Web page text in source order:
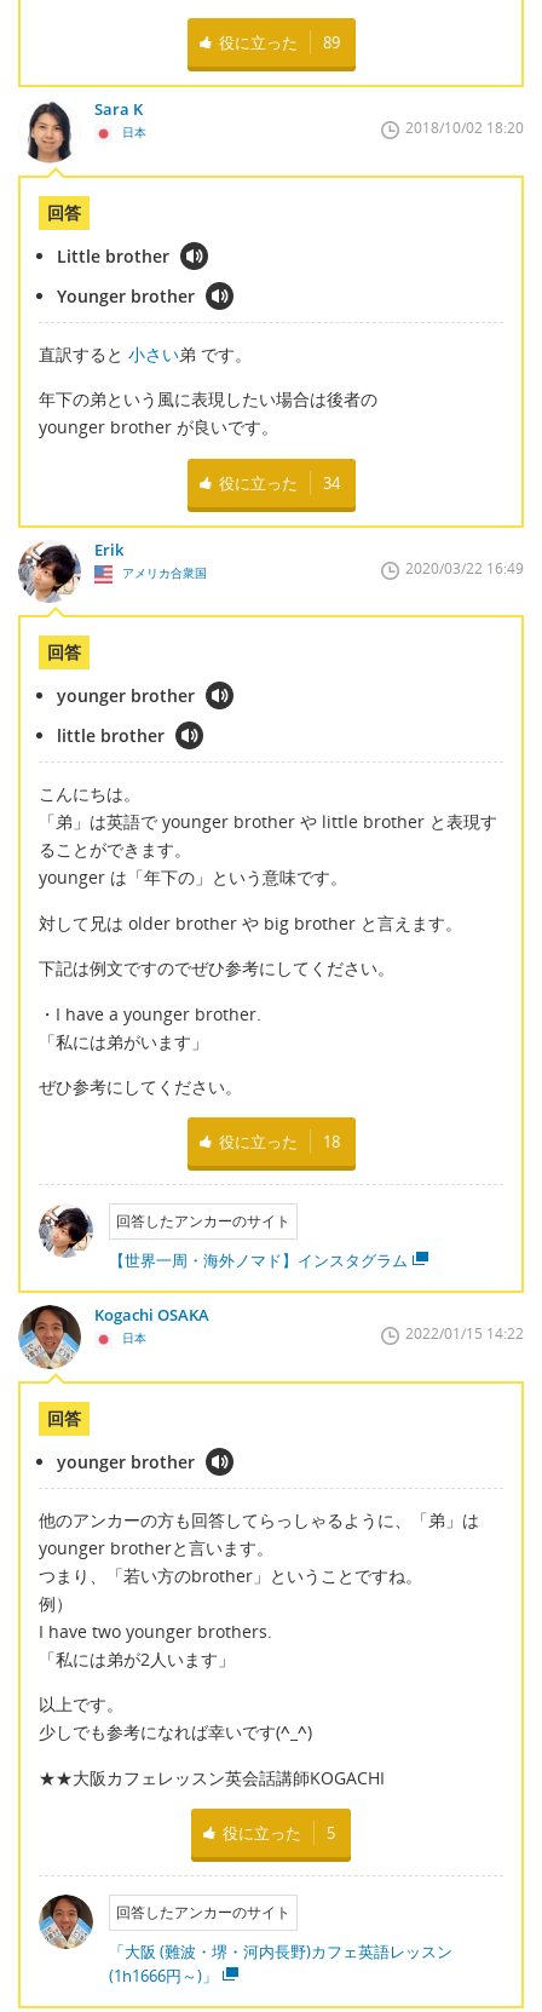
役に立った 89
Sara K
日本 2018/10/02 18:20
回答
Little brother
Younger brother
直訳すると 小さい弟 です。
年下の弟という風に表現したい場合は後者の
younger brother が良いです。
役に立った 34
Erik
アメリカ合衆国 2020/03/22 16:49
回答
younger brother
little brother
こんにちは。
「弟」は英語で younger brother や little brother と表現す
ることができます。
younger は「年下の」という意味です。
対して兄は older brother や big brother と言えます。
下記は例文ですのでぜひ参考にしてください。
・I have a younger brother.
「私には弟がいます」
ぜひ参考にしてください。
役に立った 18
回答したアンカーのサイト
【世界一周・海外ノマド】インスタグラム
Kogachi OSAKA
日本 2022/01/15 14:22
回答
younger brother
他のアンカーの方も回答してらっしゃるように、「弟」は
younger brotherと言います。
つまり、「若い方のbrother」ということですね。
例）
I have two younger brothers.
「私には弟が2人います」
以上です。
少しでも参考になれば幸いです(^_^)
★★大阪カフェレッスン英会話講師KOGACHI
役に立った 5
回答したアンカーのサイト
「大阪 (難波・堺・河内長野)カフェ英語レッスン
(1h1666円～)」